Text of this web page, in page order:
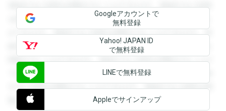
登録すると回答を閲覧することができます。登録すると回答
を閲覧することができます。登録すると回答を閲覧すること
ができます。登録すると回答を閲覧することができます。登
録すると回答を閲覧することができます。登録すると回答を
閲覧することができます。登録すると回答を閲覧することが
できます。登録すると回答を閲覧することができます。登録
すると回答を閲覧することができます。登録すると回答を閲
覧することができます。
Googleアカウントで
無料登録
Yahoo! JAPAN ID
で無料登録
LINEで無料登録
Appleでサインアップ